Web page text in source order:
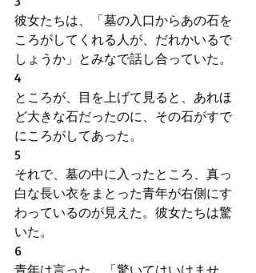
彼女たちは、「墓の入口からあの石を
ころがしてくれる人が、だれかいるで
しょうか」とみなで話し合っていた。
4
ところが、目を上げて見ると、あれほ
ど大きな石だったのに、その石がすで
にころがしてあった。
5
それで、墓の中に入ったところ、真っ
白な長い衣をまとった青年が右側にす
わっているのが見えた。彼女たちは驚
いた。
6
青年は言った。「驚いてはいけませ